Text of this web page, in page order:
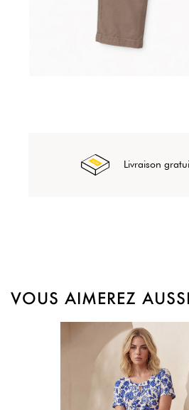
Livraison
VOUS AIMEREZ AUSSI